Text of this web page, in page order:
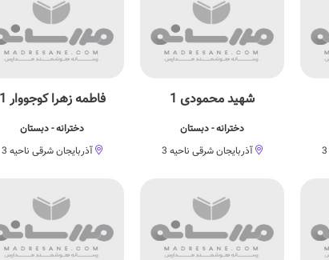
شهید محمودی 1
دخترانه - دبستان
آذربایجان شرقی ناحیه 3
فاطمه زهرا کوجووار 1
دخترانه - دبستان
آذربایجان شرقی ناحیه 3